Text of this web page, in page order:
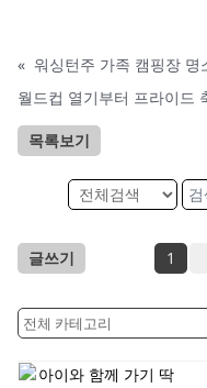
« 워싱턴주 가족 캠핑장 명
목록보기
글쓰기 1